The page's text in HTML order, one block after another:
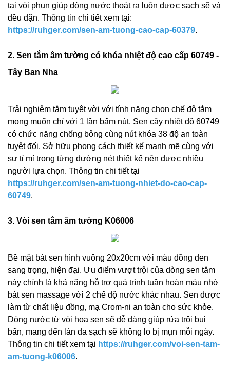
tại vòi phun giúp dòng nước thoát ra luôn được sạch sẽ và
đều đặn. Thông tin chi tiết xem tại:
https://ruhger.com/sen-am-tuong-cao-cap-60379.
2. Sen tắm âm tường có khóa nhiệt độ cao cấp 60749 -
Tây Ban Nha
Trải nghiệm tắm tuyệt vời với tính năng chọn chế độ tắm
mong muốn chỉ với 1 lần bấm nút. Sen cây nhiệt độ 60749
có chức năng chống bỏng cùng nút khóa 38 độ an toàn
tuyệt đối. Sở hữu phong cách thiết kế mạnh mẽ cùng với
sự tỉ mỉ trong từng đường nét thiết kế nên được nhiều
người lựa chọn. Thông tin chi tiết tại
https://ruhger.com/sen-am-tuong-nhiet-do-cao-cap-
60749.
3. Vòi sen tắm âm tường K06006
Bề mặt bát sen hình vuông 20x20cm với màu đồng đen
sang trọng, hiện đại. Ưu điểm vượt trội của dòng sen tắm
này chính là khả năng hỗ trợ quá trình tuần hoàn máu nhờ
bát sen massage với 2 chế độ nước khác nhau. Sen được
làm từ chất liệu đồng, mạ Crom-ni an toàn cho sức khỏe.
Dòng nước từ vòi hoa sen sẽ dễ dàng giúp rửa trôi bụi
bẩn, mang đến làn da sạch sẽ không lo bị mụn mỗi ngày.
Thông tin chi tiết xem tại https://ruhger.com/voi-sen-tam-
am-tuong-k06006.